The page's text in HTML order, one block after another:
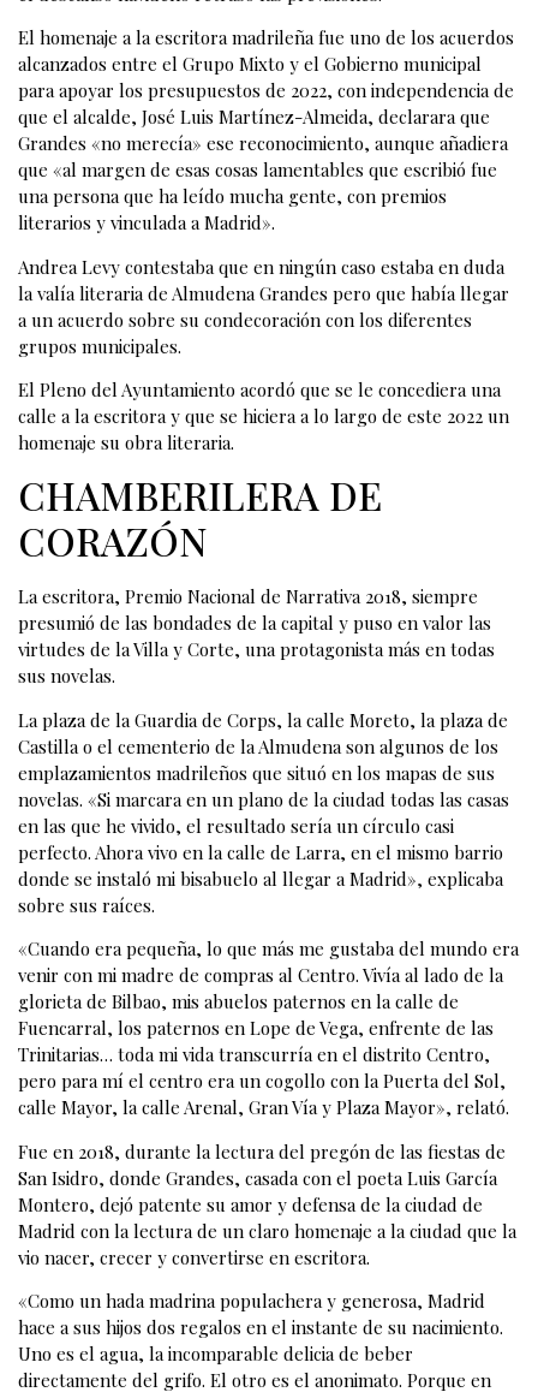
El homenaje a la escritora madrileña fue uno de los acuerdos
alcanzados entre el Grupo Mixto y el Gobierno municipal
para apoyar los presupuestos de 2022, con independencia de
que el alcalde, José Luis Martínez-Almeida, declarara que
Grandes «no merecía» ese reconocimiento, aunque añadiera
que «al margen de esas cosas lamentables que escribió fue
una persona que ha leído mucha gente, con premios
literarios y vinculada a Madrid».
Andrea Levy contestaba que en ningún caso estaba en duda
la valía literaria de Almudena Grandes pero que había llegar
a un acuerdo sobre su condecoración con los diferentes
grupos municipales.
El Pleno del Ayuntamiento acordó que se le concediera una
calle a la escritora y que se hiciera a lo largo de este 2022 un
homenaje su obra literaria.
CHAMBERILERA DE
CORAZÓN
La escritora, Premio Nacional de Narrativa 2018, siempre
presumió de las bondades de la capital y puso en valor las
virtudes de la Villa y Corte, una protagonista más en todas
sus novelas.
La plaza de la Guardia de Corps, la calle Moreto, la plaza de
Castilla o el cementerio de la Almudena son algunos de los
emplazamientos madrileños que situó en los mapas de sus
novelas. «Si marcara en un plano de la ciudad todas las casas
en las que he vivido, el resultado sería un círculo casi
perfecto. Ahora vivo en la calle de Larra, en el mismo barrio
donde se instaló mi bisabuelo al llegar a Madrid», explicaba
sobre sus raíces.
«Cuando era pequeña, lo que más me gustaba del mundo era
venir con mi madre de compras al Centro. Vivía al lado de la
glorieta de Bilbao, mis abuelos paternos en la calle de
Fuencarral, los paternos en Lope de Vega, enfrente de las
Trinitarias… toda mi vida transcurría en el distrito Centro,
pero para mí el centro era un cogollo con la Puerta del Sol,
calle Mayor, la calle Arenal, Gran Vía y Plaza Mayor», relató.
Fue en 2018, durante la lectura del pregón de las fiestas de
San Isidro, donde Grandes, casada con el poeta Luis García
Montero, dejó patente su amor y defensa de la ciudad de
Madrid con la lectura de un claro homenaje a la ciudad que la
vio nacer, crecer y convertirse en escritora.
«Como un hada madrina populachera y generosa, Madrid
hace a sus hijos dos regalos en el instante de su nacimiento.
Uno es el agua, la incomparable delicia de beber
directamente del grifo. El otro es el anonimato. Porque en